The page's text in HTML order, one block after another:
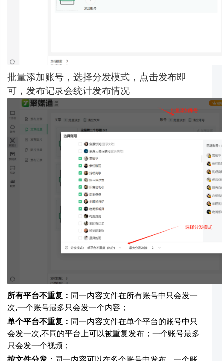
批量添加账号，选择分发模式，点击发布即
可，发布记录会统计发布情况
分发模式
所有平台不重复： 同一内容文件在所有账号中只会发一
次,一个账号最多只会发一个内容；
单个平台不重复： 同一内容文件在单个平台的账号中只
会发一次,不同的平台上可以被重复发布；一个账号最多
只会发一个视频；
按文件分发： 同一内容可以在多个账号中发布，一个账